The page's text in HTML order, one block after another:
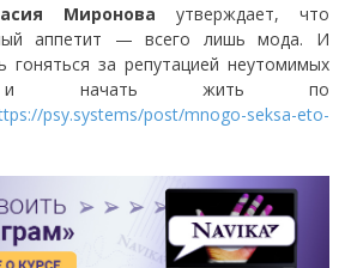
Миронова утверждает, что
аппетит — всего лишь мода. И
гоняться за репутацией неутомимых
и начать жить по
psy.systems/post/mnogo-seksa-eto-